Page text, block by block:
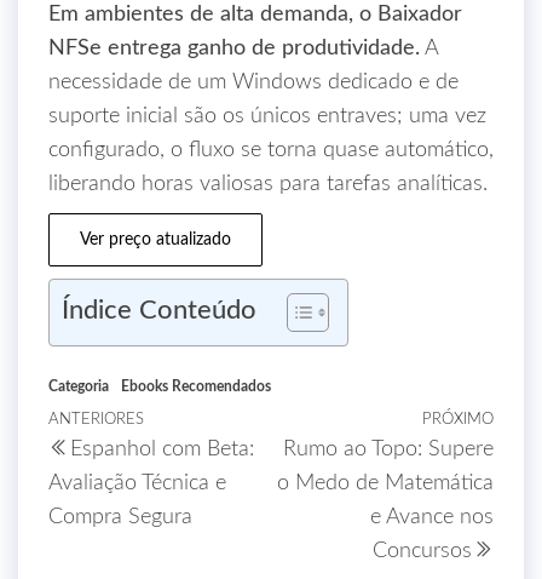
Em ambientes de alta demanda, o Baixador
NFSe entrega ganho de produtividade. A
necessidade de um Windows dedicado e de
suporte inicial são os únicos entraves; uma vez
configurado, o fluxo se torna quase automático,
liberando horas valiosas para tarefas analíticas.
Ver preço atualizado
Índice Conteúdo
Categoria Ebooks Recomendados
ANTERIORES
Espanhol com Beta:
Avaliação Técnica e
Compra Segura
PRÓXIMO
Rumo ao Topo: Supere
o Medo de Matemática
e Avance nos
Concursos